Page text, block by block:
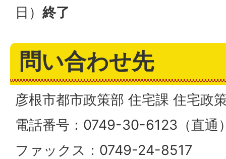
日） 終了
問い合わせ先
彦根市都市政策部 住宅課 住宅政
電話番号：0749-30-6123（直通
ファックス：0749-24-8517